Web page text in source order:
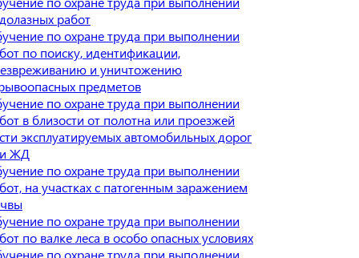
работ
по охране труда при выполнении
по поиску, идентификации,
и уничтожению
предметов
по охране труда при выполнении
в близости от полотна или проезжей
эксплуатируемых автомобильных дорог
ЖД
по охране труда при выполнении
на участках с патогенным заражением
по охране труда при выполнении
по валке леса в особо опасных условиях
по охране труда при выполнении